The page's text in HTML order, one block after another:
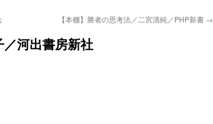
【本棚】勝者の思考法／二宮清純／PHP新書 →
／河出書房新社